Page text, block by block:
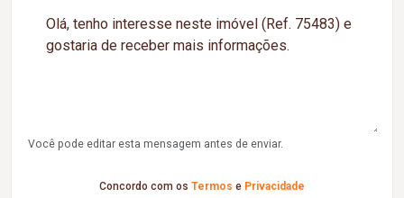
Você pode editar esta mensagem antes de enviar.
Concordo com os Termos e Privacidade